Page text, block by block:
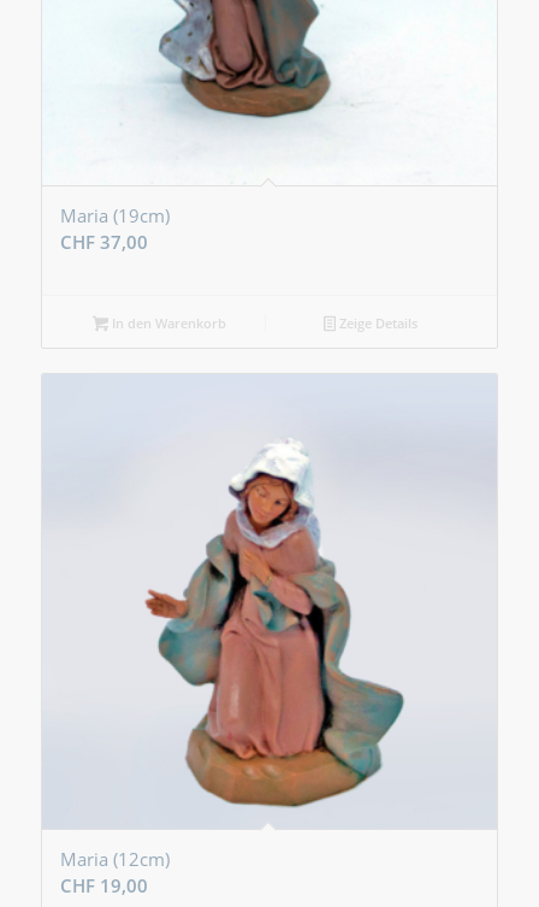
Maria (19cm)
CHF37,00
In den Warenkorb Zeige Details
Maria (12cm)
CHF19,00